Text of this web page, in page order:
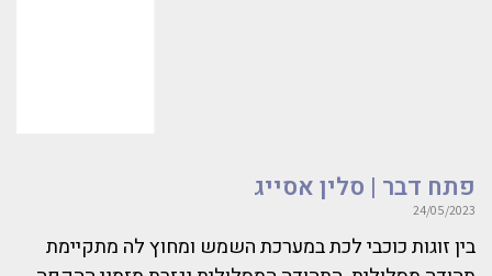
פתח דבר | סלין אסייג
24/05/2023
בין זוגות כוכבי לכת במערכת השמש ומחוץ לה מתקיימת